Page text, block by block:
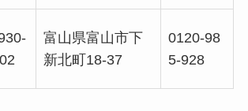
富山県富山市下
新北町18-37
0120-98
5-928